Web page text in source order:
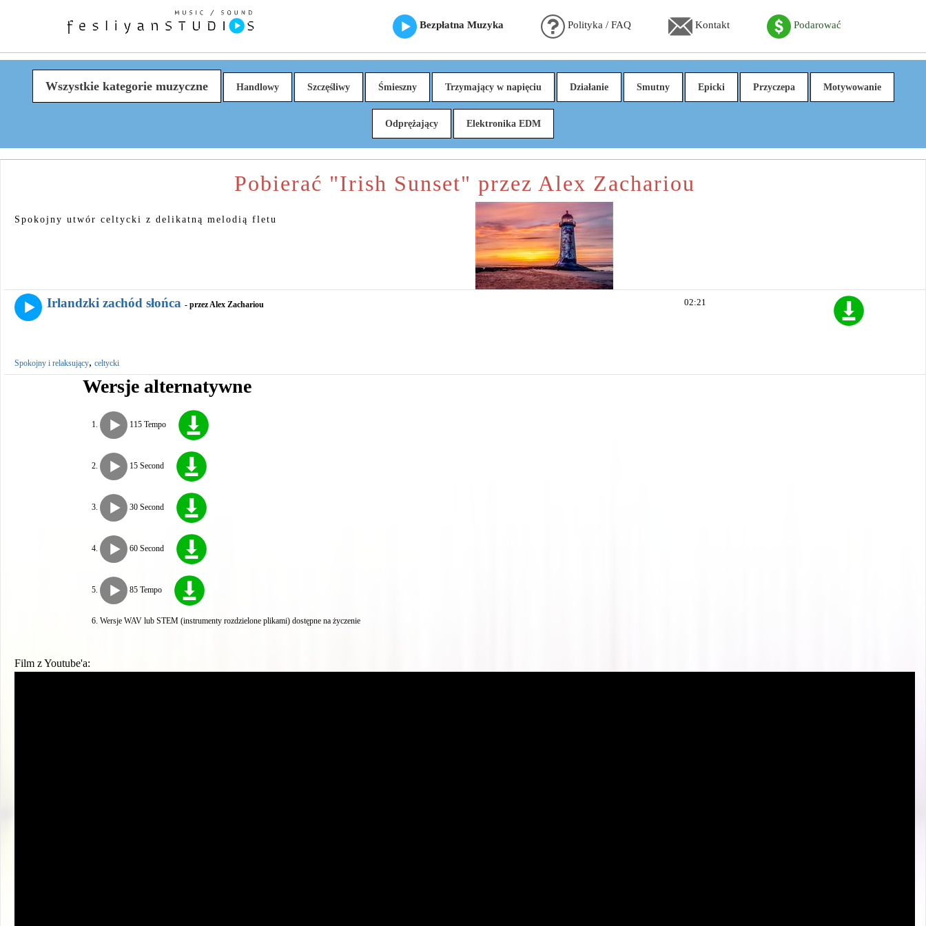
Bezpłatna Muzyka Polityka / FAQ Kontakt Podarować
Wszystkie kategorie muzyczne Handlowy Szczęśliwy Śmieszny Trzymający w napięciu Działanie Smutny Epicki Przyczepa Motywowanie
Odprężający Elektronika EDM
Pobierać "Irish Sunset" przez Alex Zachariou
Spokojny utwór celtycki z delikatną melodią fletu
Irlandzki zachód słońca - przez Alex Zachariou
Spokojny i relaksujący, celtycki
02:21
Wersje alternatywne
115 Tempo
15 Second
30 Second
60 Second
85 Tempo
Wersje WAV lub STEM (instrumenty rozdzielone plikami) dostępne na życzenie
Film z Youtube'a: